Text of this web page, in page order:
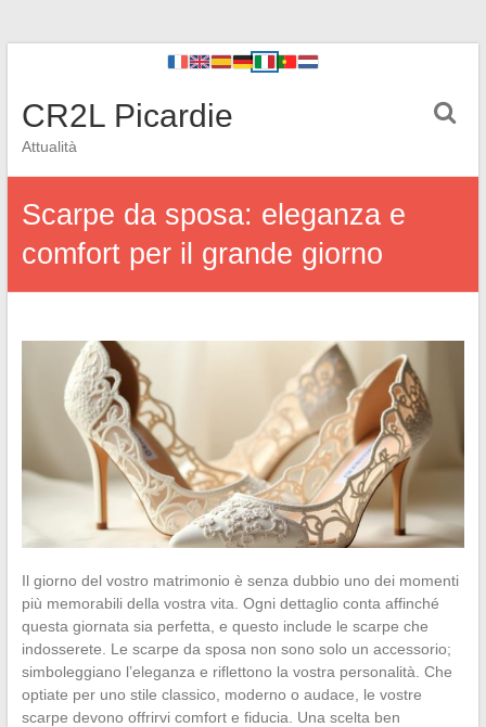
CR2L Picardie
Attualità
Scarpe da sposa: eleganza e
comfort per il grande giorno
Il giorno del vostro matrimonio è senza dubbio uno dei momenti
più memorabili della vostra vita. Ogni dettaglio conta affinché
questa giornata sia perfetta, e questo include le scarpe che
indosserete. Le scarpe da sposa non sono solo un accessorio;
simboleggiano l’eleganza e riflettono la vostra personalità. Che
optiate per uno stile classico, moderno o audace, le vostre
scarpe devono offrirvi comfort e fiducia. Una scelta ben